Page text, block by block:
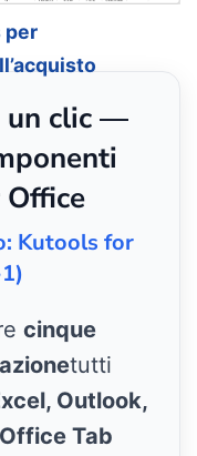
per
un clic —
Kutools for
cinque
tutti
Outlook,
Office Tab